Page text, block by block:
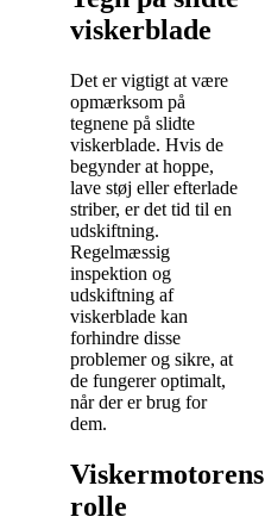
viskerblade
Det er vigtigt at være
opmærksom på
tegnene på slidte
viskerblade. Hvis de
begynder at hoppe,
lave støj eller efterlade
striber, er det tid til en
udskiftning.
Regelmæssig
inspektion og
udskiftning af
viskerblade kan
forhindre disse
problemer og sikre, at
de fungerer optimalt,
når der er brug for
dem.
Viskermotorens
rolle